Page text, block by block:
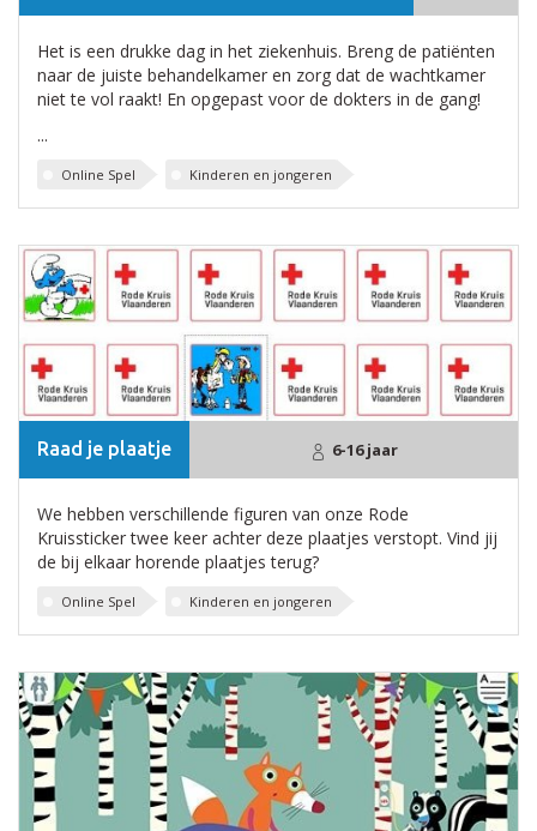
Het is een drukke dag in het ziekenhuis. Breng de patiënten
naar de juiste behandelkamer en zorg dat de wachtkamer
niet te vol raakt! En opgepast voor de dokters in de gang!
...
Online Spel Kinderen en jongeren
Raad je plaatje 6-16 jaar
We hebben verschillende figuren van onze Rode
Kruissticker twee keer achter deze plaatjes verstopt. Vind jij
de bij elkaar horende plaatjes terug?
Online Spel Kinderen en jongeren